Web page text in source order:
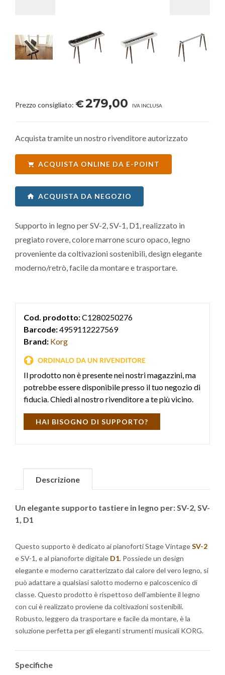
Prezzo consigliato: €279,00 IVA INCLUSA
Acquista tramite un nostro rivenditore autorizzato
ACQUISTA ONLINE DA E-POINT
ACQUISTA DA NEGOZIO
Supporto in legno per SV-2, SV-1, D1, realizzato in
pregiato rovere, colore marrone scuro opaco, legno
proveniente da coltivazioni sostenibili, design elegante
moderno/retrò, facile da montare e trasportare.
Cod. prodotto:C1280250276
Barcode:4959112227569
Brand: Korg
Il prodotto non è presente nei nostri magazzini, ma
potrebbe essere disponibile presso il tuo negozio di
fiducia. Chiedi al nostro rivenditore a te più vicino.
HAI BISOGNO DI SUPPORTO?
Descrizione
Un elegante supporto tastiere in legno per: SV-2, SV-
1, D1
Questo supporto è dedicato ai pianoforti Stage VintageSV-2
e SV-1, e al pianoforte digitale D1. Possiede un design
elegante e moderno caratterizzato dal calore del vero legno, si
può adattare a qualsiasi salotto moderno e palcoscenico di
classe. Questo prodotto è rispettoso dell’ambiente il legno
con cui è realizzato proviene da coltivazioni sostenibili.
Robusto, leggero da trasportare e facile da montare, è la
soluzione perfetta per gli eleganti strumenti musicali KORG.
Specifiche